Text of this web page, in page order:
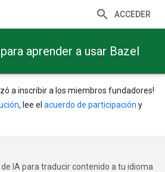
ACCEDER
aprender a usar Bazel
a inscribir a los miembros fundadores!
, lee el acuerdo de participación y
IA para traducir contenido a tu idioma